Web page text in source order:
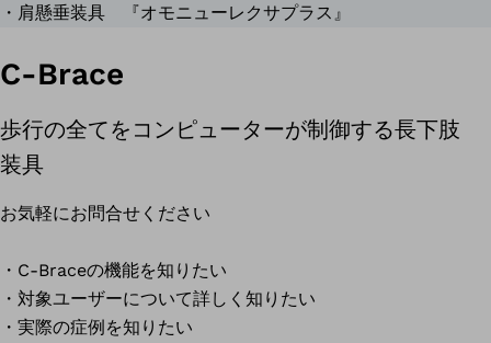
・肩懸垂装具 『オモニューレクサプラス』
C-Brace
歩行の全てをコンピューターが制御する長下肢
装具
お気軽にお問合せください
・C-Braceの機能を知りたい
・対象ユーザーについて詳しく知りたい
・実際の症例を知りたい